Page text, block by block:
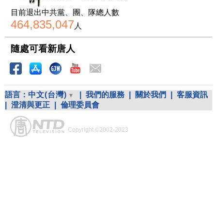
目前退出中共黨、團、隊總人數
464,835,047人
隨處可看新唐人
語言： 中文(台灣) 我們的服務 關於我們
客服資訊
澄清與更正 倫理委員會
Copyright ©2002-2023